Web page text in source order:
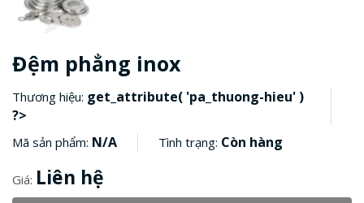
Đệm phẳng inox
Thương hiệu: get_attribute( 'pa_thuong-hieu' )
?>
Mã sản phẩm: N/A Tình trạng: Còn hàng
Giá: Liên hệ